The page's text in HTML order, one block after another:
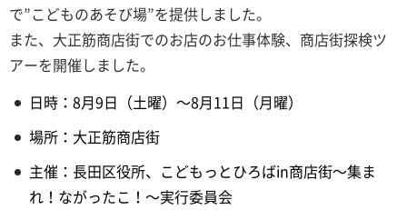
で”こどものあそび場”を提供しました。
また、大正筋商店街でのお店のお仕事体験、商店街探検ツ
アーを開催しました。
日時：8月9日（土曜）～8月11日（月曜）
場所：大正筋商店街
主催：長田区役所、こどもっとひろばin商店街～集ま
れ！ながったこ！～実行委員会